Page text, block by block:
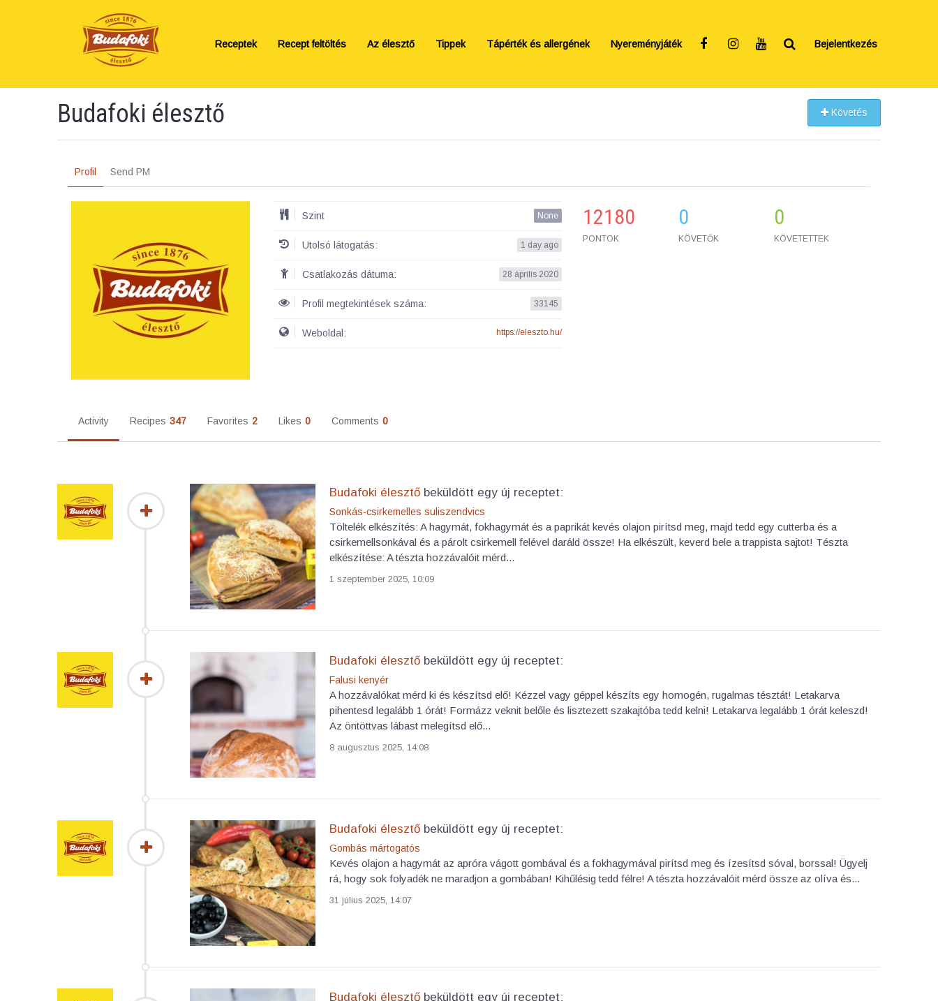
Receptek Recept feltöltés Az élesztő Tippek Tápérték és allergének Nyereményjáték Bejelentkezés
Budafoki élesztő Követés
Profil Send PM
Szint None
Utolsó látogatás: 1 day ago
Csatlakozás dátuma: 28 április 2020
Profil megtekintések száma: 33145
Weboldal: https://eleszto.hu/
12180
PONTOK
0
KÖVETŐK
0
KÖVETETTEK
Activity Recipes 347 Favorites 2 Likes 0 Comments 0
Budafoki élesztő beküldött egy új receptet:
Sonkás-csirkemelles suliszendvics
Töltelék elkészítés: A hagymát, fokhagymát és a paprikát kevés olajon pirítsd meg, majd tedd egy cutterba és a
csirkemellsonkával és a párolt csirkemell felével daráld össze! Ha elkészült, keverd bele a trappista sajtot! Tészta
elkészítése: A tészta hozzávalóit mérd...
1 szeptember 2025, 10:09
Budafoki élesztő beküldött egy új receptet:
Falusi kenyér
A hozzávalókat mérd ki és készítsd elő! Kézzel vagy géppel készíts egy homogén, rugalmas tésztát! Letakarva
pihentesd legalább 1 órát! Formázz veknit belőle és lisztezett szakajtóba tedd kelni! Letakarva legalább 1 órát keleszd!
Az öntöttvas lábast melegítsd elő...
8 augusztus 2025, 14:08
Budafoki élesztő beküldött egy új receptet:
Gombás mártogatós
Kevés olajon a hagymát az apróra vágott gombával és a fokhagymával pirítsd meg és ízesítsd sóval, borssal! Ügyelj
rá, hogy sok folyadék ne maradjon a gombában! Kihűlésig tedd félre! A tészta hozzávalóit mérd össze az olíva és...
31 július 2025, 14:07
Budafoki élesztő beküldött egy új receptet: